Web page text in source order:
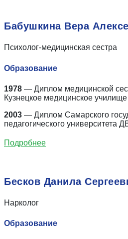
Бабушкина Вера
Психолог-медицинская сестра
Образование
1978 — Диплом медицинской
Кузнецкое медицинское
2003 — Диплом Самарского
педагогического университета
Подробнее
Бесков Данила
Нарколог
Образование